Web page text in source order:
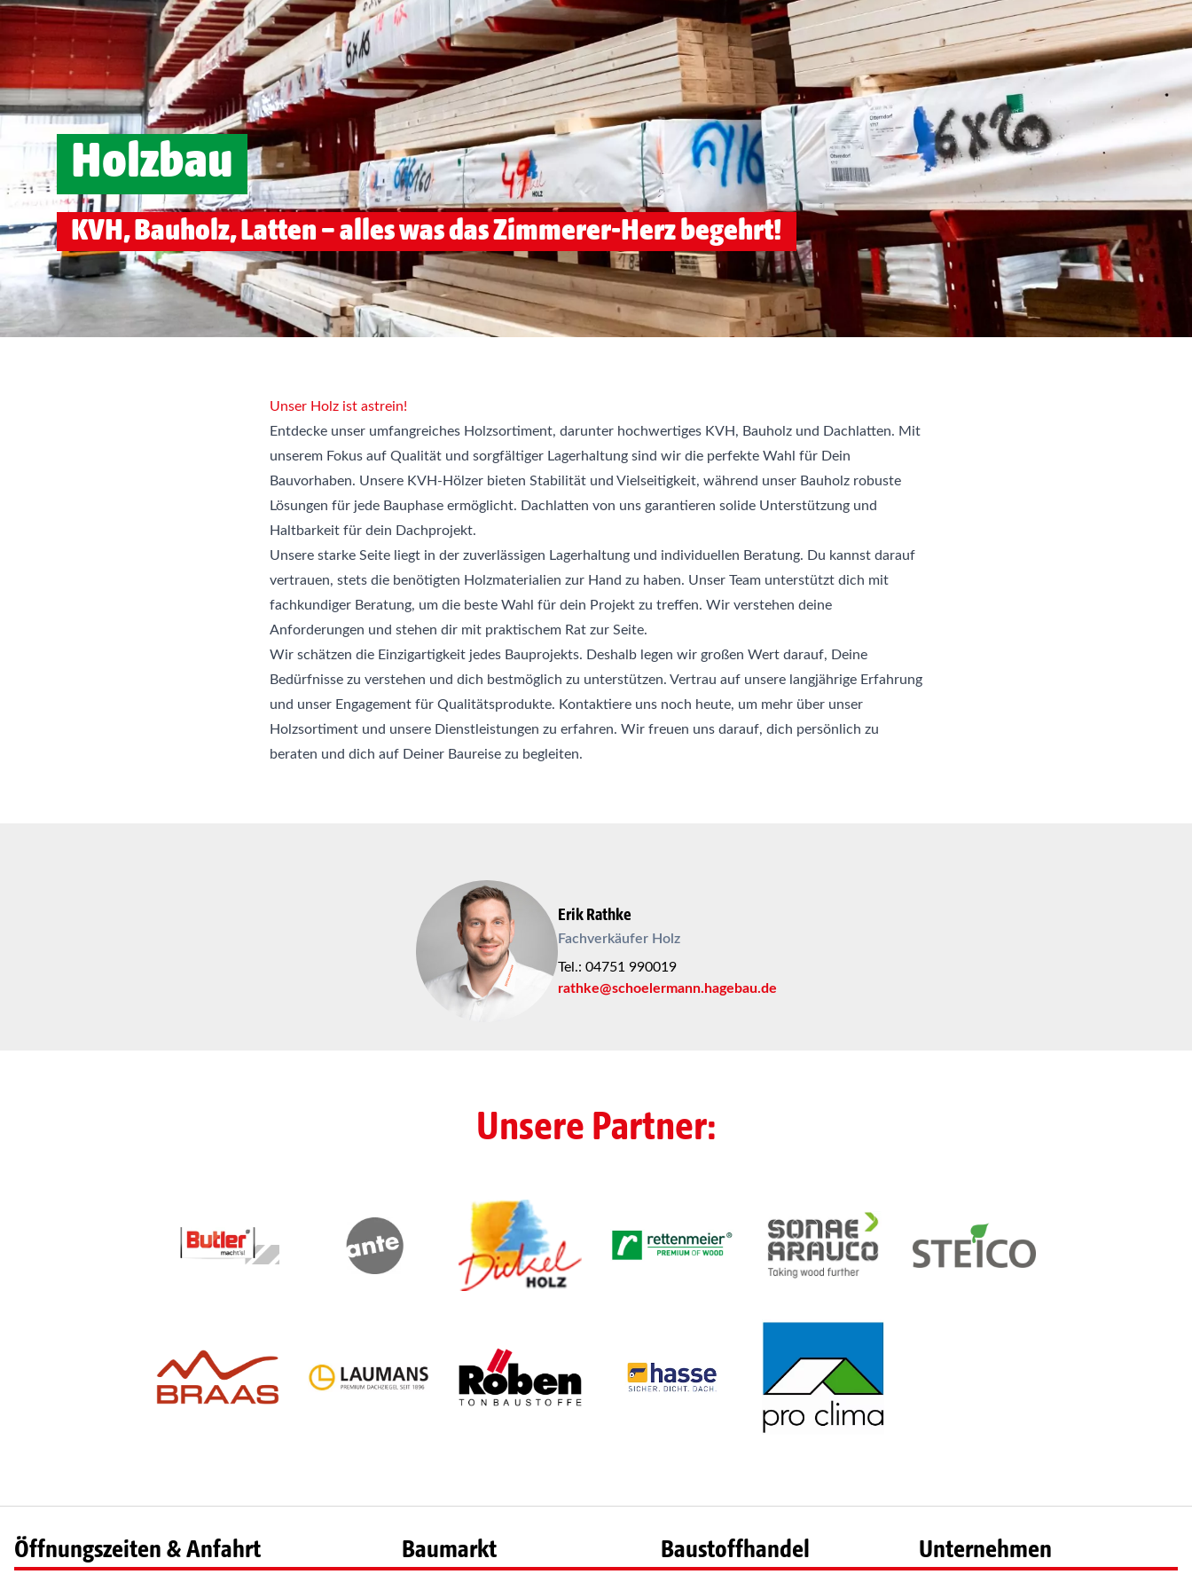
Holzbau
KVH, Bauholz, Latten – alles was das Zimmerer-Herz begehrt!
Unser Holz ist astrein!
Entdecke unser umfangreiches Holzsortiment, darunter hochwertiges KVH, Bauholz und Dachlatten. Mit
unserem Fokus auf Qualität und sorgfältiger Lagerhaltung sind wir die perfekte Wahl für Dein
Bauvorhaben. Unsere KVH-Hölzer bieten Stabilität und Vielseitigkeit, während unser Bauholz robuste
Lösungen für jede Bauphase ermöglicht. Dachlatten von uns garantieren solide Unterstützung und
Haltbarkeit für dein Dachprojekt.
Unsere starke Seite liegt in der zuverlässigen Lagerhaltung und individuellen Beratung. Du kannst darauf
vertrauen, stets die benötigten Holzmaterialien zur Hand zu haben. Unser Team unterstützt dich mit
fachkundiger Beratung, um die beste Wahl für dein Projekt zu treffen. Wir verstehen deine
Anforderungen und stehen dir mit praktischem Rat zur Seite.
Wir schätzen die Einzigartigkeit jedes Bauprojekts. Deshalb legen wir großen Wert darauf, Deine
Bedürfnisse zu verstehen und dich bestmöglich zu unterstützen. Vertrau auf unsere langjährige Erfahrung
und unser Engagement für Qualitätsprodukte. Kontaktiere uns noch heute, um mehr über unser
Holzsortiment und unsere Dienstleistungen zu erfahren. Wir freuen uns darauf, dich persönlich zu
beraten und dich auf Deiner Baureise zu begleiten.
Erik Rathke
Fachverkäufer Holz
Tel.: 04751 990019
rathke@schoelermann.hagebau.de
Unsere Partner:
Öffnungszeiten & Anfahrt Baumarkt Baustoffhandel Unternehmen